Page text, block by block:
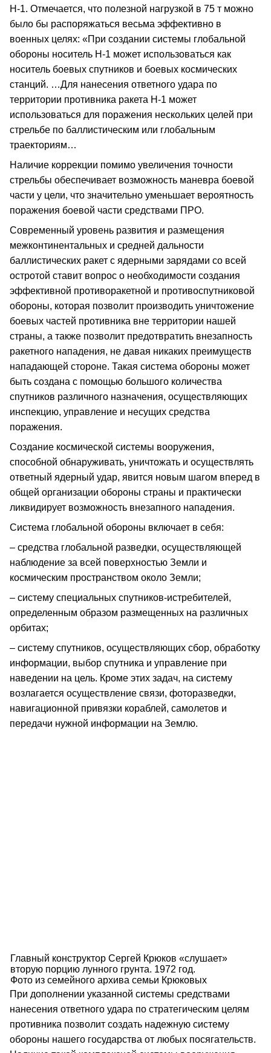
Н-1. Отмечается, что полезной нагрузкой в 75 т можно
было бы распоряжаться весьма эффективно в
военных целях: «При создании системы глобальной
обороны носитель Н-1 может использоваться как
носитель боевых спутников и боевых космических
станций. …Для нанесения ответного удара по
территории противника ракета Н-1 может
использоваться для поражения нескольких целей при
стрельбе по баллистическим или глобальным
траекториям…
Наличие коррекции помимо увеличения точности
стрельбы обеспечивает возможность маневра боевой
части у цели, что значительно уменьшает вероятность
поражения боевой части средствами ПРО.
Современный уровень развития и размещения
межконтинентальных и средней дальности
баллистических ракет с ядерными зарядами со всей
остротой ставит вопрос о необходимости создания
эффективной противоракетной и противоспутниковой
обороны, которая позволит производить уничтожение
боевых частей противника вне территории нашей
страны, а также позволит предотвратить внезапность
ракетного нападения, не давая никаких преимуществ
нападающей стороне. Такая система обороны может
быть создана с помощью большого количества
спутников различного назначения, осуществляющих
инспекцию, управление и несущих средства
поражения.
Создание космической системы вооружения,
способной обнаруживать, уничтожать и осуществлять
ответный ядерный удар, явится новым шагом вперед в
общей организации обороны страны и практически
ликвидирует возможность внезапного нападения.
Система глобальной обороны включает в себя:
– средства глобальной разведки, осуществляющей
наблюдение за всей поверхностью Земли и
космическим пространством около Земли;
– систему специальных спутников-истребителей,
определенным образом размещенных на различных
орбитах;
– систему спутников, осуществляющих сбор, обработку
информации, выбор спутника и управление при
наведении на цель. Кроме этих задач, на систему
возлагается осуществление связи, фоторазведки,
навигационной привязки кораблей, самолетов и
передачи нужной информации на Землю.
Главный конструктор Сергей Крюков «слушает»
вторую порцию лунного грунта. 1972 год.
Фото из семейного архива семьи Крюковых
При дополнении указанной системы средствами
нанесения ответного удара по стратегическим целям
противника позволит создать надежную систему
обороны нашего государства от любых посягательств.